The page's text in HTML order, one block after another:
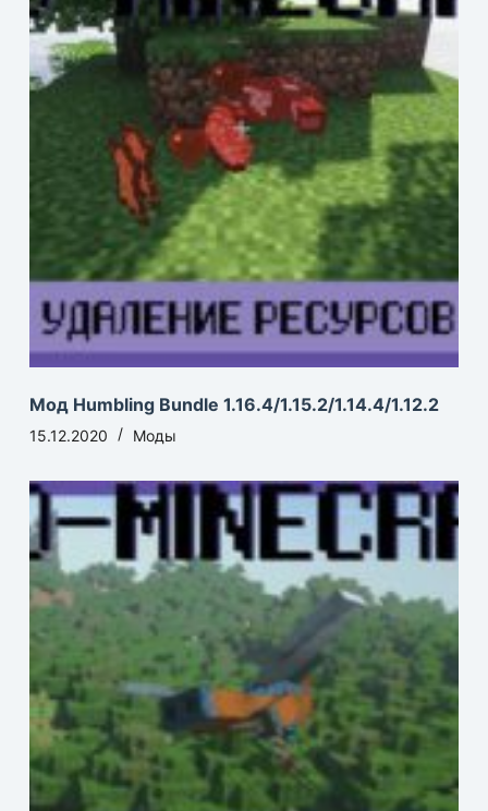
Мод Humbling Bundle 1.16.4/1.15.2/1.14.4/1.12.2
15.12.2020 Моды